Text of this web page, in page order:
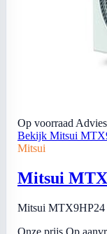
Op voorraad
Bekijk Mitsui
Mitsui
Mitsui
Mitsui MTX9HP24